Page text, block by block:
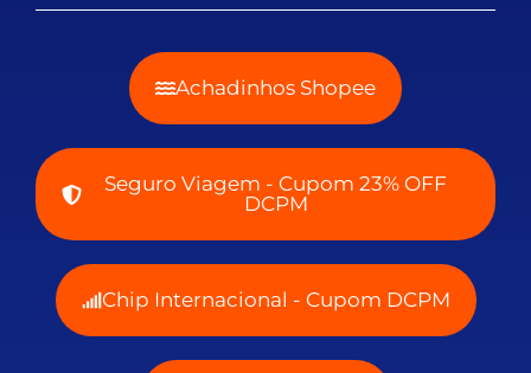
Achadinhos Shopee
Seguro Viagem - Cupom 23% OFF
DCPM
Chip Internacional - Cupom DCPM